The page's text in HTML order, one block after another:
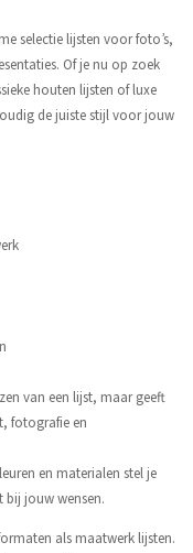
selectie lijsten voor foto’s,
Of je nu op zoek
houten lijsten of luxe
de juiste stijl voor jouw
van een lijst, maar geeft
fotografie en
en materialen stel je
bij jouw wensen.
als maatwerk lijsten.